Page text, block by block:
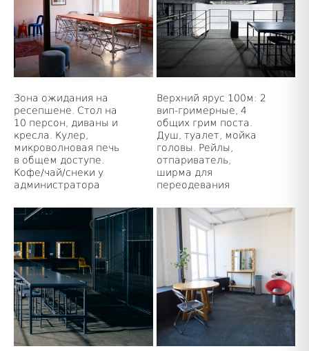
Зона ожидания на
ресепшене. Стол на
10 персон, диваны и
кресла. Кулер,
микроволновая печь
в общем доступе.
Кофе/чай/снеки у
администратора
Верхний ярус 100м: 2
вип-гримерные, 4
общих грим поста.
Душ, туалет, мойка
головы. Рейлы,
отпариватель,
ширма для
переодевания